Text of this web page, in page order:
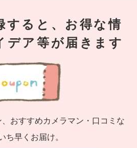
すると、お得な情
デア等が届きます
おすすめカメラマン・口コミな
ち早くお届け。